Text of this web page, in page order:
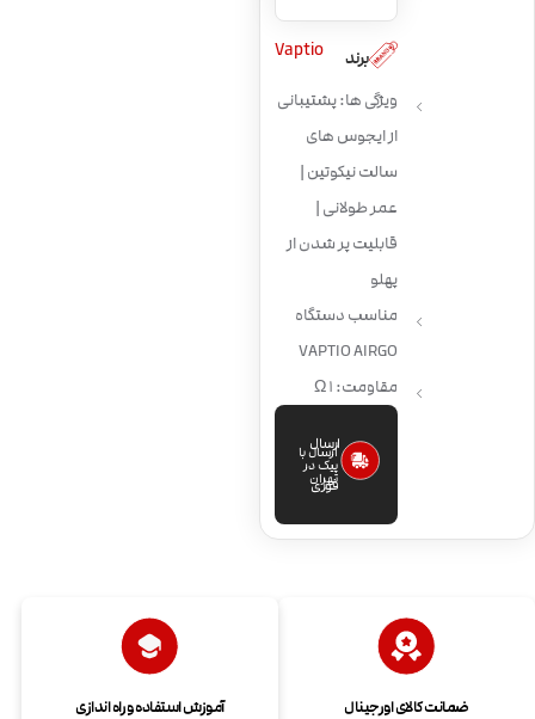
برند Vaptio
ویژگی ها: پشتیبانی
از ایجوس های
سالت نیکوتین |
عمر طولانی |
قابلیت پر شدن از
پهلو
مناسب دستگاه
VAPTIO AIRGO
مقاومت: 1 Ω
ارسال
فوری
ارسال با
پیک در
تهران
ضمانت کالای اورجینال آموزش استفاده و راه اندازی